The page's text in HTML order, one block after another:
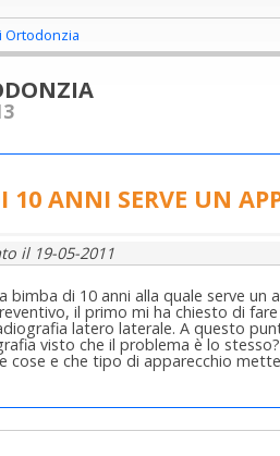
Ortodonzia
ANNI SERVE UN
il 19-05-2011
bimba di 10 anni alla quale serve
il primo mi ha chiesto di
latero laterale. A questo
visto che il problema è lo
cose e che tipo di apparecchio